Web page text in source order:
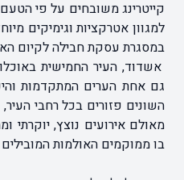
קייטרינג משובחים על פי
למגוון אטרקציות וגימיקים
במסגרת עסקת חבילה לקיום
אשדוד, העיר החמישית
גם אחת הערים המתקדמות
השונים פזורים בכל רחבי
מאולם אירועים נוצץ, יוקרתי
בו ממוקמים האולמות המובילים